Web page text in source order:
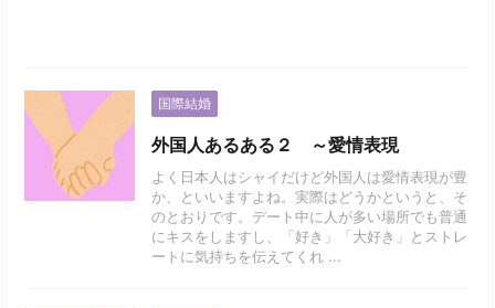
国際結婚
外国人あるある２ ～愛情表現
よく日本人はシャイだけど外国人は愛情表現が豊
か、といいますよね。実際はどうかというと、そ
のとおりです。デート中に人が多い場所でも普通
にキスをしますし、「好き」「大好き」とストレ
ートに気持ちを伝えてくれ ...